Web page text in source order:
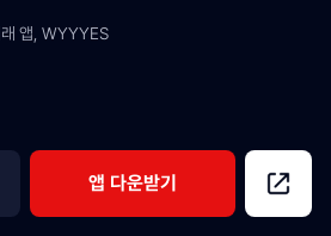
래 앱, WYYYES
앱 다운받기